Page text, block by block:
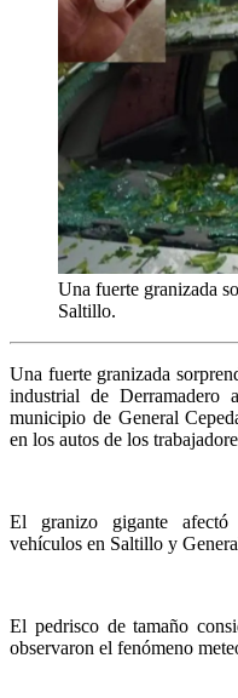
Una fuerte granizada
Saltillo.
Una fuerte granizada
industrial de
municipio de General
en los autos de los
El granizo gigante afectó
vehículos en Saltillo y
El pedrisco de tamaño
observaron el fenómeno